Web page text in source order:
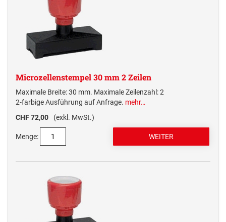
MULTICOLOR SWOP-PADS PRINTY LINE
MULTICOLOR SWOP-PADS PROFESSIONAL LINE
TRODAT EDY® FIX DINOSAURIER UND
TRODAT EDY® FLEX
TRODAT EDY® ERSATZKISSEN
Numeroteure + passende Ersatzkissen
NUMEROTEURE REINER
Elektrostempel Kennzeichnungsgeräte + passendes Zubehör
ELEKTROSTEMPEL &
ERSATZKISSEN UND ZUBEHÖR
ELEKTROSTEMPEL REINER
Ersatzkissen / Stempelkissen
AUSTAUSCHKISSEN TRODAT
Printy Line
Professional Line
ERSATZKISSEN FÜR TASCHENSTEMPEL
STEMPELKISSEN
Zubehör
Microzellenstempel 30 mm 2 Zeilen
Maximale Breite: 30 mm. Maximale Zeilenzahl: 2
2-farbige Ausführung auf Anfrage. mehr…
CHF 72,00
(exkl. MwSt.)
Menge: